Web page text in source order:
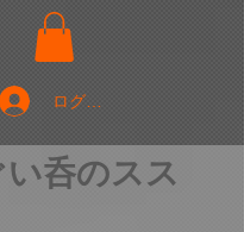
ログイン
呑のスス